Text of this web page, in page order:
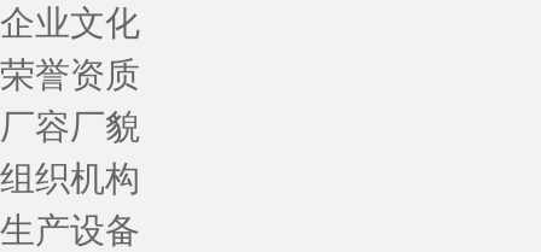
企业文化
荣誉资质
厂容厂貌
组织机构
生产设备